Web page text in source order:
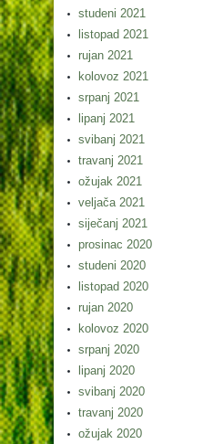
studeni 2021
listopad 2021
rujan 2021
kolovoz 2021
srpanj 2021
lipanj 2021
svibanj 2021
travanj 2021
ožujak 2021
veljača 2021
siječanj 2021
prosinac 2020
studeni 2020
listopad 2020
rujan 2020
kolovoz 2020
srpanj 2020
lipanj 2020
svibanj 2020
travanj 2020
ožujak 2020